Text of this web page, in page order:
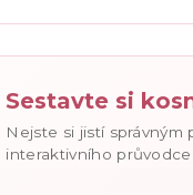
Sestavte si
Nejste si jistí správným
interaktivního průvodce.